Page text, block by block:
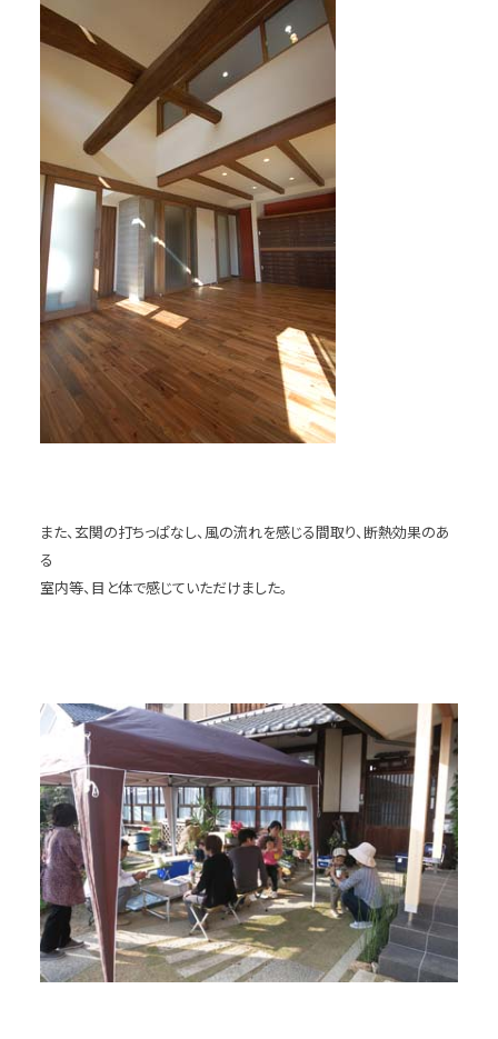
また、玄関の打ちっぱなし、風の流れを感じる間取り、断熱効果のあ
る
室内等、目と体で感じていただけました。